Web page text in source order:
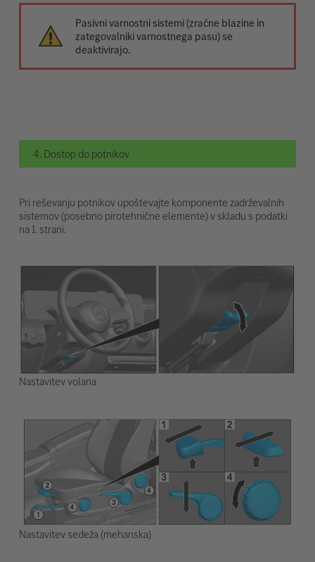
Pasivni varnostni sistemi (zračne blazine in
zategovalniki varnostnega pasu) se
deaktivirajo.
4. Dostop do potnikov
Pri reševanju potnikov upoštevajte komponente zadrževalnih
sistemov (posebno pirotehnične elemente) v skladu s podatki
na 1. strani.
Nastavitev volana
Nastavitev sedeža (mehanska)